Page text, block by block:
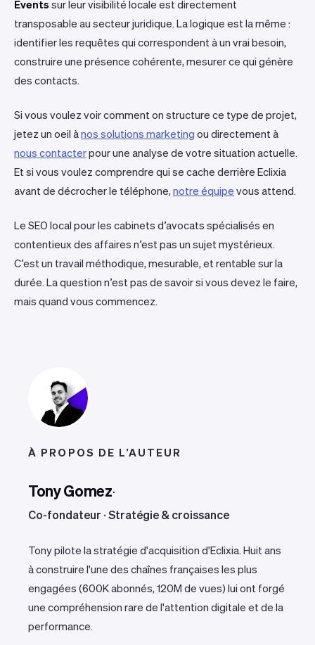
Events sur leur visibilité locale est directement
transposable au secteur juridique. La logique est la même :
identifier les requêtes qui correspondent à un vrai besoin,
construire une présence cohérente, mesurer ce qui génère
des contacts.
Si vous voulez voir comment on structure ce type de projet,
jetez un oeil ànos solutions marketing ou directement à
nous contacterpour une analyse de votre situation actuelle.
Et si vous voulez comprendre qui se cache derrière Eclixia
avant de décrocher le téléphone, notre équipe vous attend.
Le SEO local pour les cabinets d’avocats spécialisés en
contentieux des affaires n’est pas un sujet mystérieux.
C’est un travail méthodique, mesurable, et rentable sur la
durée. La question n’est pas de savoir si vous devez le faire,
mais quand vous commencez.
À PROPOS DE L’AUTEUR
Tony Gomez·
Co-fondateur · Stratégie & croissance
Tony pilote la stratégie d'acquisition d'Eclixia. Huit ans
à construire l'une des chaînes françaises les plus
engagées (600K abonnés, 120M de vues) lui ont forgé
une compréhension rare de l'attention digitale et de la
performance.